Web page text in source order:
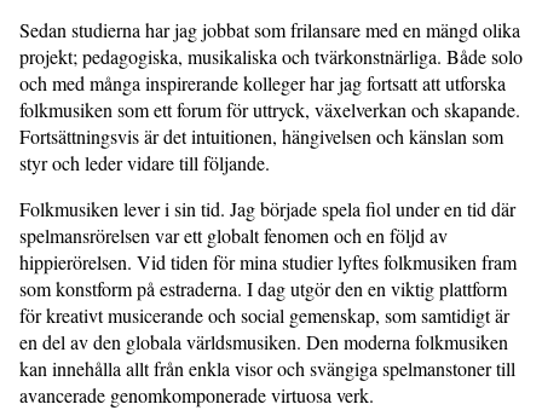
Sedan studierna har jag jobbat som frilansare med en mängd olika
projekt; pedagogiska, musikaliska och tvärkonstnärliga. Både solo
och med många inspirerande kolleger har jag fortsatt att utforska
folkmusiken som ett forum för uttryck, växelverkan och skapande.
Fortsättningsvis är det intuitionen, hängivelsen och känslan som
styr och leder vidare till följande.
Folkmusiken lever i sin tid. Jag började spela fiol under en tid där
spelmansrörelsen var ett globalt fenomen och en följd av
hippierörelsen. Vid tiden för mina studier lyftes folkmusiken fram
som konstform på estraderna. I dag utgör den en viktig plattform
för kreativt musicerande och social gemenskap, som samtidigt är
en del av den globala världsmusiken. Den moderna folkmusiken
kan innehålla allt från enkla visor och svängiga spelmanstoner till
avancerade genomkomponerade virtuosa verk.